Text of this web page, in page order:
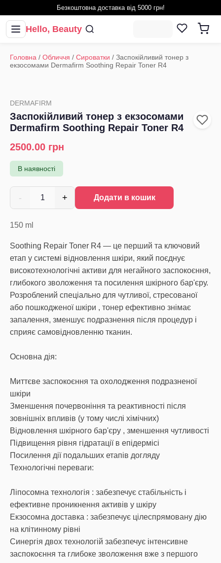
Безкоштовна доставка від 5000 грн!
Hello, Beauty
Головна / Обличчя / Сироватки / Заспокійливий тонер з
екзосомами Dermafirm Soothing Repair Toner R4
DERMAFIRM
Заспокійливий тонер з екзосомами
Dermafirm Soothing Repair Toner R4
2500.00 грн
В наявності
- 1 + Додати в кошик
150 ml
Soothing Repair Toner R4 — це перший та ключовий
етап у системі відновлення шкіри, який поєднує
високотехнологічні активи для негайного заспокоєння,
глибокого зволоження та посилення шкірного бар'єру.
Розроблений спеціально для чутливої, стресованої
або пошкодженої шкіри , тонер ефективно знімає
запалення, зменшує подразнення після процедур і
сприяє самовідновленню тканин.
Основна дія:
Миттєве заспокоєння та охолодження подразненої
шкіри
Зменшення почервоніння та реактивності після
зовнішніх впливів (у тому числі хімічних)
Відновлення шкірного бар'єру , зменшення чутливості
Підвищення рівня гідратації в епідермісі
Посилення дії подальших етапів догляду
Технологічні переваги:
Ліпосомна технологія : забезпечує стабільність і
ефективне проникнення активів у шкіру
Екзосомна доставка : забезпечує цілеспрямовану дію
на клітинному рівні
Синергія двох технологій забезпечує інтенсивне
заспокоєння та глибоке зволоження вже з першого